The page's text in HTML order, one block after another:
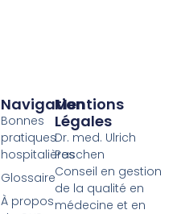
Navigation
Bonnes
pratiques
hospitalières
Glossaire
À propos
Mentions
Légales
Dr. med. Ulrich
Paschen
Conseil en gestion
de la qualité en
médecine et en